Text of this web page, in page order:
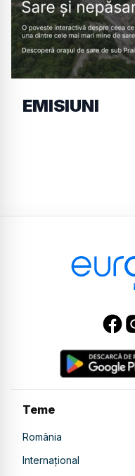
EMISIUNI
Teme
România
Internațional